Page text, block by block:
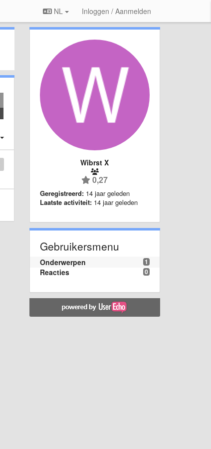
NL Inloggen / Aanmelden
Wibrst X
0,27
Geregistreerd: 14 jaar geleden
Laatste activiteit: 14 jaar geleden
Gebruikersmenu
1
Onderwerpen
0
Reacties